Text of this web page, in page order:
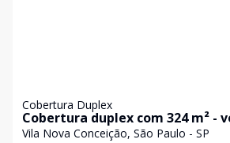
Cobertura Duplex
Cobertura duplex com 324 m² -
Nova Conceição
Vila Nova Conceição, São Paulo - SP